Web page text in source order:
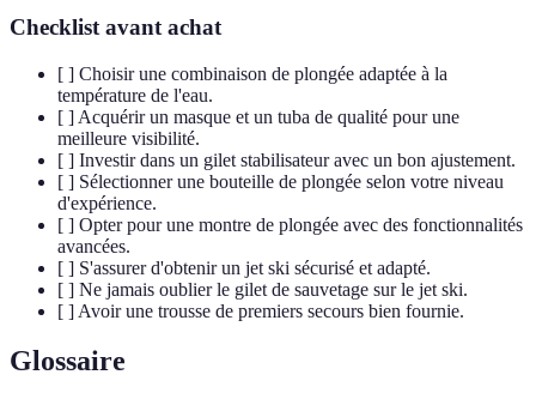
Checklist avant achat
[ ] Choisir une combinaison de plongée adaptée à la
température de l'eau.
[ ] Acquérir un masque et un tuba de qualité pour une
meilleure visibilité.
[ ] Investir dans un gilet stabilisateur avec un bon ajustement.
[ ] Sélectionner une bouteille de plongée selon votre niveau
d'expérience.
[ ] Opter pour une montre de plongée avec des fonctionnalités
avancées.
[ ] S'assurer d'obtenir un jet ski sécurisé et adapté.
[ ] Ne jamais oublier le gilet de sauvetage sur le jet ski.
[ ] Avoir une trousse de premiers secours bien fournie.
Glossaire